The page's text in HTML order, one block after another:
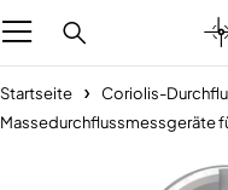
Startseite Coriolis-
Massedurchflussmessgeräte